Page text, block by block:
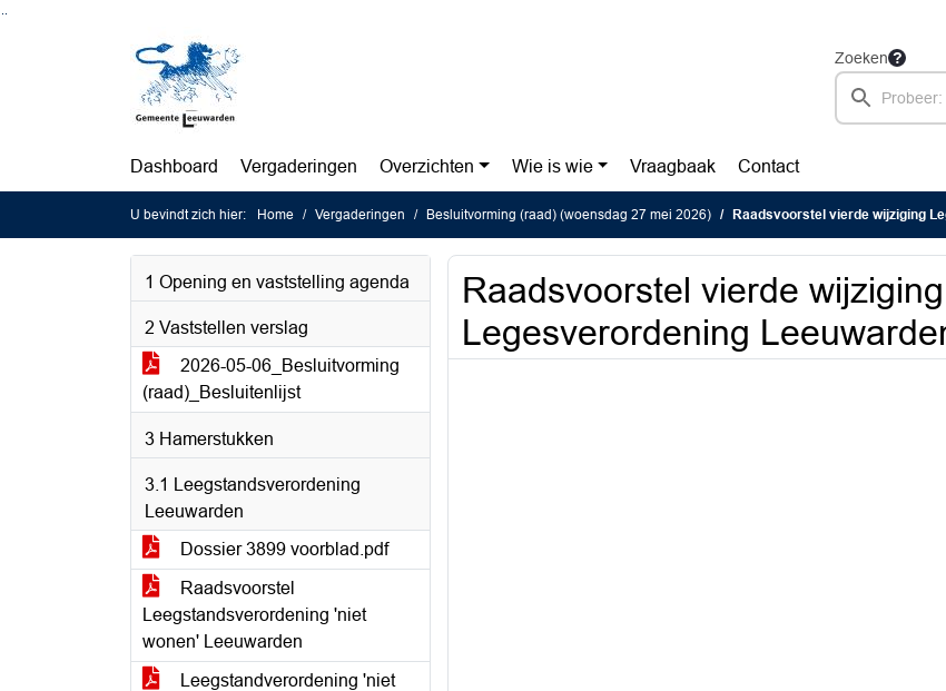
Zoeken
Dashboard Vergaderingen Overzichten Wie is wie Vraagbaak Contact
U bevindt zich hier: Home Vergaderingen Besluitvorming (raad) (woensdag 27 mei 2026) Raadsvoorstel vierde wijziging
1 Opening en vaststelling agenda
2 Vaststellen verslag
2026-05-06_Besluitvorming
(raad)_Besluitenlijst
3 Hamerstukken
3.1 Leegstandsverordening
Leeuwarden
Dossier 3899 voorblad.pdf
Raadsvoorstel
Leegstandsverordening 'niet
wonen' Leeuwarden
Leegstandverordening 'niet
Raadsvoorstel vierde wijziging
Legesverordening